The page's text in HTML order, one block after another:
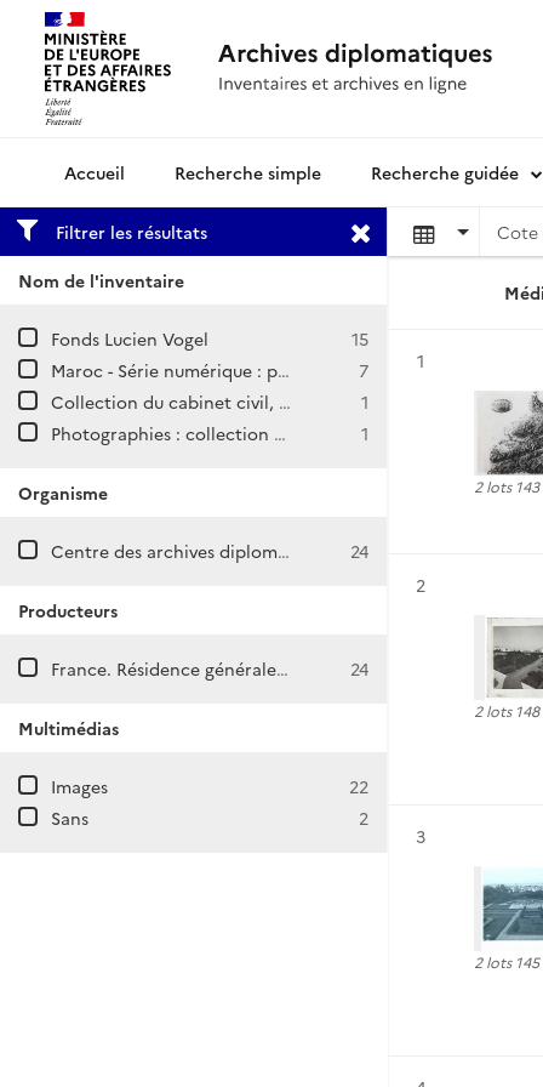
Archives diplomatiquesRecherche simple Recherche guidée
Filtrer les résultats
Nom de l'inventaire
Fonds Lucien Vogel
15
Maroc - Série numérique : plaques de verre
7
Collection du cabinet civil, série E
1
Photographies : collection de la direction de la Sécurité (ancienne série I)
1
Organisme
Centre des archives diplomatiques de Nantes 24
Producteurs
France. Résidence générale au Maroc. 24
Multimédias
Images
22
Sans
2
Cote
Résultat n°
1
2 lots
Résultat n°
2
2 lots
Résultat n°
3
2 lots